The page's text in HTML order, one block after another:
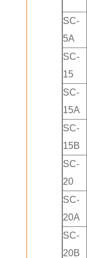
SC-
5A
SC-
15
SC-
15A
SC-
15B
SC-
20
SC-
20A
SC-
20B